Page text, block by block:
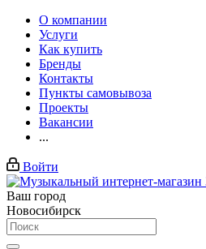
О компании
Услуги
Как купить
Бренды
Контакты
Пункты самовывоза
Проекты
Вакансии
...
Войти
Ваш город
Новосибирск